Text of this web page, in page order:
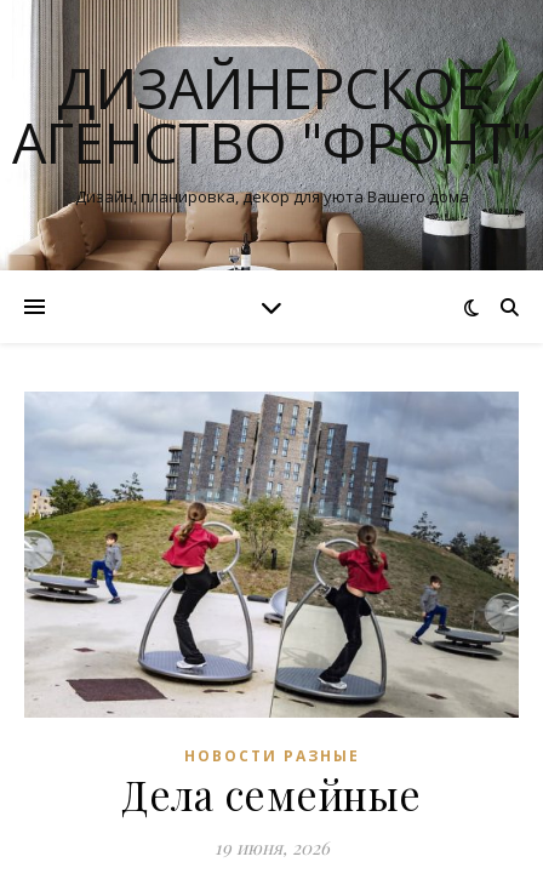
ДИЗАЙНЕРСКОЕ
АГЕНСТВО "ФРОНТ"
Дизайн, планировка, декор для уюта Вашего дома
НОВОСТИ РАЗНЫЕ
Дела семейные
19 июня, 2026